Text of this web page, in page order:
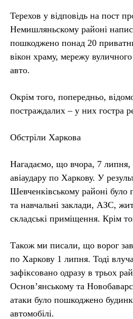
Терехов у відповідь на пост
Немишляньскому районі
пошкоджено понад 20
вікон храму, мережу
авто.
Окрім того, попередньо,
постраждалих – у них гостра
Обстріли Харкова
Нагадаємо, що вчора, 7 липня,
авіаудару по Харкову. У
Шевченківському районі
та навчальні заклади, АЗС,
складські приміщення. Крім
Також ми писали, що ворог
по Харкову 1 липня. Тоді
зафіксовано одразу в трьох
Основ’янському та
атаки було пошкоджено
автомобілі.